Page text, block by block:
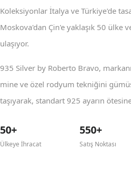
Koleksiyonlar İtalya ve Türkiye'de
Moskova'dan Çin'e yaklaşık 50 ülke
ulaşıyor.
935 Silver by Roberto Bravo,
mine ve özel rodyum tekniğini
taşıyarak, standart 925 ayarın
50+
Ülkeye İhracat
550+
Satış Noktası